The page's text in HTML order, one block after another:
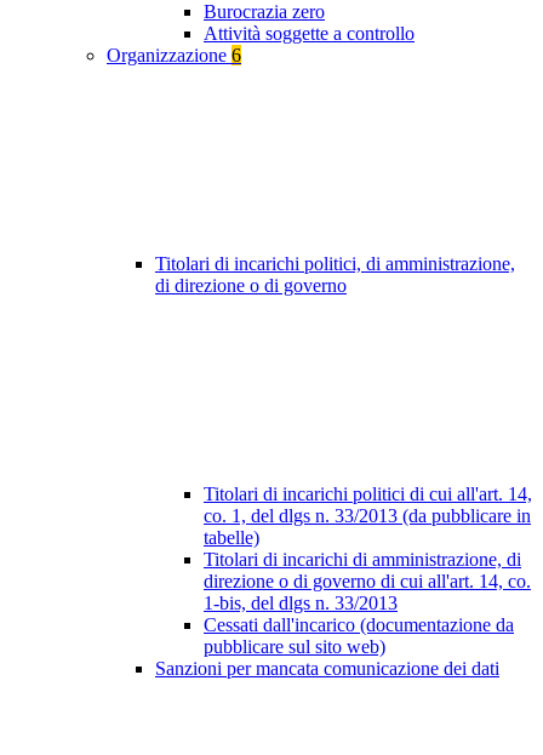
Burocrazia zero
Attività soggette a controllo
Organizzazione 6
Titolari di incarichi politici, di amministrazione,
di direzione o di governo
Titolari di incarichi politici di cui all'art. 14,
co. 1, del dlgs n. 33/2013 (da pubblicare in
tabelle)
Titolari di incarichi di amministrazione, di
direzione o di governo di cui all'art. 14, co.
1-bis, del dlgs n. 33/2013
Cessati dall'incarico (documentazione da
pubblicare sul sito web)
Sanzioni per mancata comunicazione dei dati